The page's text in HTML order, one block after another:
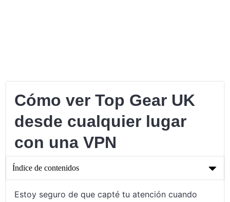
Cómo ver Top Gear UK
desde cualquier lugar
con una VPN
Índice de contenidos
Cómo ver Top Gear UK desde cualquier lugar con una VPN
Estoy seguro de que capté tu atención cuando